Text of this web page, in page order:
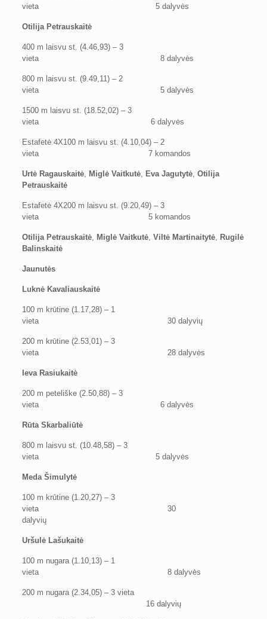
vieta 5 dalyvės
Otilija Petrauskaitė
400 m laisvu st. (4.46,93) – 3
vieta 8 dalyvės
800 m laisvu st. (9.49,11) – 2
vieta 5 dalyvės
1500 m laisvu st. (18.52,02) – 3
vieta 6 dalyvės
Estafetė 4X100 m laisvu st. (4.10,04) – 2
vieta
7 komandos
Urtė Ragauskaitė, Miglė Vaitkutė, Eva Jagutytė, Otilija
Petrauskaitė
Estafetė 4X200 m laisvu st. (9.20,49) – 3
vieta
5 komandos
Otilija Petrauskaitė, Miglė Vaitkutė, Viltė Martinaitytė, Rugilė
Balinskaitė
Jaunutės
Luknė Kavaliauskaitė
100 m krūtine (1.17,28) – 1
vieta 30 dalyvių
200 m krūtine (2.53,01) – 3
vieta 28 dalyvės
Ieva Rasiukaitė
200 m peteliške (2.50,88) – 3
vieta 6 dalyvės
Rūta Skarbaliūtė
800 m laisvu st. (10.48,58) – 3
vieta 5 dalyvės
Meda Šimulytė
100 m krūtine (1.20,27) – 3
vieta 30
dalyvių
Uršulė Lašukaitė
100 m nugara (1.10,13) – 1
vieta 8 dalyvės
200 m nugara (2.34,05) – 3 vieta
16 dalyvių